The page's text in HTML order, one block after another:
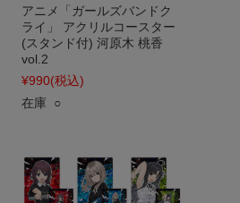
アニメ「ガールズバンドク
ライ」 アクリルコースター
(スタンド付) 河原木 桃香
vol.2
¥990(税込)
在庫 ○